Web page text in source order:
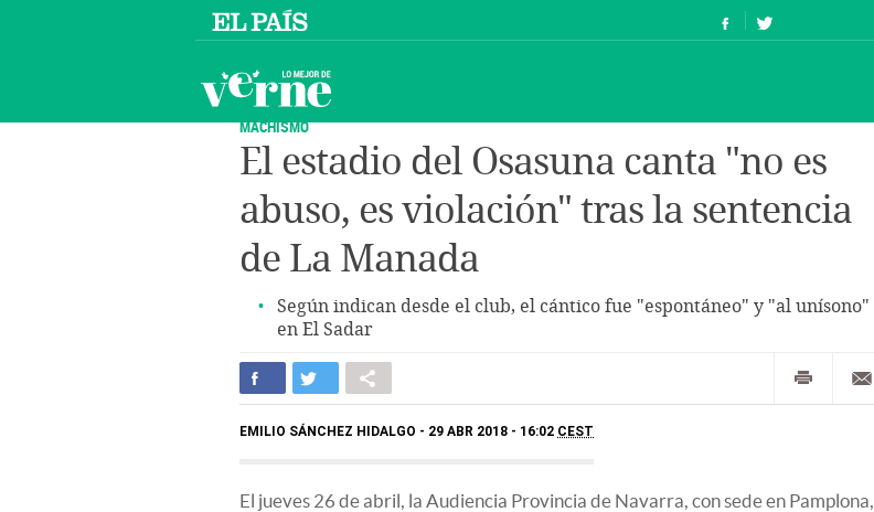
MACHISMO
El estadio del Osasuna canta "no es
abuso, es violación" tras la sentencia
de La Manada
Según indican desde el club, el cántico fue "espontáneo" y "al unísono"
en El Sadar
EMILIO SÁNCHEZ HIDALGO 29 ABR 2018 - 16:02 CEST
El jueves 26 de abril, la Audiencia Provincia de Navarra, con sede en Pamplona,